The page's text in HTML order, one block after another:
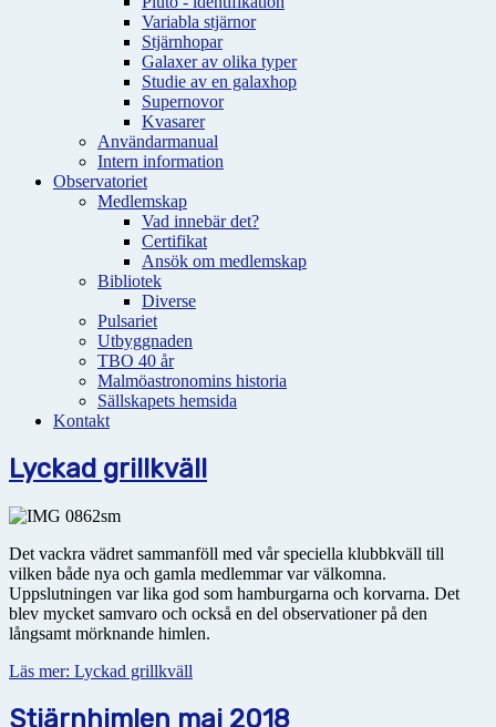
Variabla stjärnor
Stjärnhopar
Galaxer av olika typer
Studie av en galaxhop
Supernovor
Kvasarer
Användarmanual
Intern information
Observatoriet
Medlemskap
Vad innebär det?
Certifikat
Ansök om medlemskap
Bibliotek
Diverse
Pulsariet
Utbyggnaden
TBO 40 år
Malmöastronomins historia
Sällskapets hemsida
Kontakt
Lyckad grillkväll
Det vackra vädret sammanföll med vår speciella klubbkväll till
vilken både nya och gamla medlemmar var välkomna.
Uppslutningen var lika god som hamburgarna och korvarna. Det
blev mycket samvaro och också en del observationer på den
långsamt mörknande himlen.
Läs mer: Lyckad grillkväll
Stjärnhimlen maj 2018